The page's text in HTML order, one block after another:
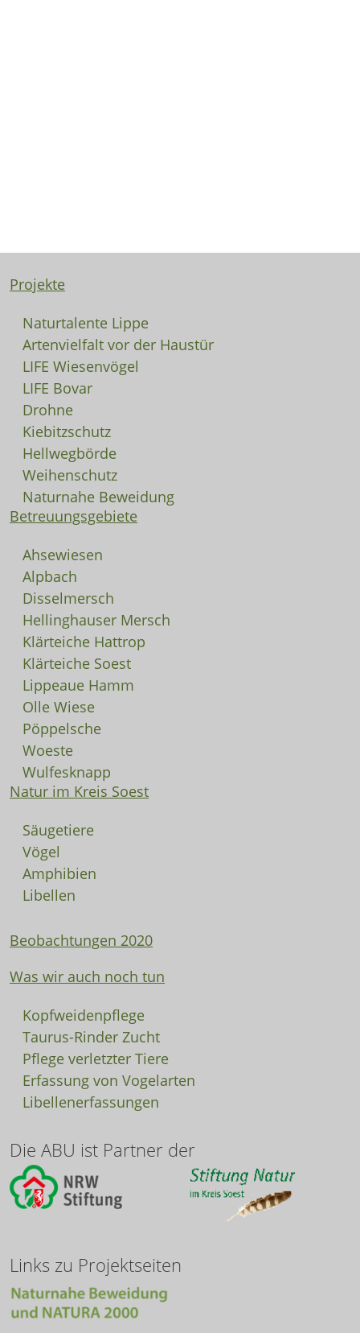
Projekte
Naturtalente Lippe
Artenvielfalt vor der Haustür
LIFE Wiesenvögel
LIFE Bovar
Drohne
Kiebitzschutz
Hellwegbörde
Weihenschutz
Naturnahe Beweidung
Betreuungsgebiete
Ahsewiesen
Alpbach
Disselmersch
Hellinghauser Mersch
Klärteiche Hattrop
Klärteiche Soest
Lippeaue Hamm
Olle Wiese
Pöppelsche
Woeste
Wulfesknapp
Natur im Kreis Soest
Säugetiere
Vögel
Amphibien
Libellen
Beobachtungen 2020
Was wir auch noch tun
Kopfweidenpflege
Taurus-Rinder Zucht
Pflege verletzter Tiere
Erfassung von Vogelarten
Libellenerfassungen
Die ABU ist Partner der
Links zu Projektseiten